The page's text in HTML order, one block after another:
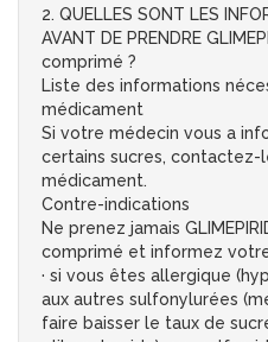
2. QUELLES SONT LES
AVANT DE PRENDRE
comprimé ?
Liste des informations
médicament
Si votre médecin vous a
certains sucres,
médicament.
Contre-indications
Ne prenez jamais
comprimé et informez
· si vous êtes allergique
aux autres sulfonylurées
faire baisser le taux de